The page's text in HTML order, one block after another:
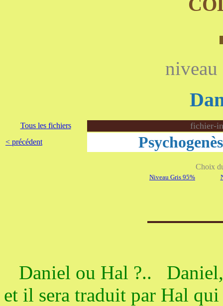
Tous les fichiers fichier-
< précédent
Choix
Niveau Gris 95%
Daniel ou Hal ?..
et il sera traduit par Hal